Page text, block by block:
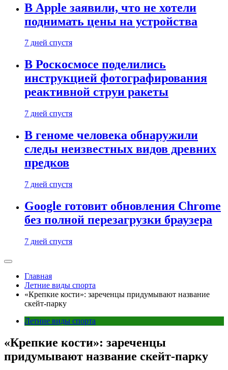
В Apple заявили, что не хотели
поднимать цены на устройства
7 дней спустя
В Роскосмосе поделились
инструкцией фотографирования
реактивной струи ракеты
7 дней спустя
В геноме человека обнаружили
следы неизвестных видов древних
предков
7 дней спустя
Google готовит обновления Chrome
без полной перезагрузки браузера
7 дней спустя
Главная
Летние виды спорта
«Крепкие кости»: зареченцы придумывают название
скейт-парку
Летние виды спорта
«Крепкие кости»: зареченцы
придумывают название скейт-парку